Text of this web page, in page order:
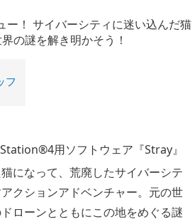
フ
用ソフトウェア『Stray』
になって、荒廃したサイバーシテ
クションアドベンチャー。元の世
ローンとともにこの地をめぐる謎